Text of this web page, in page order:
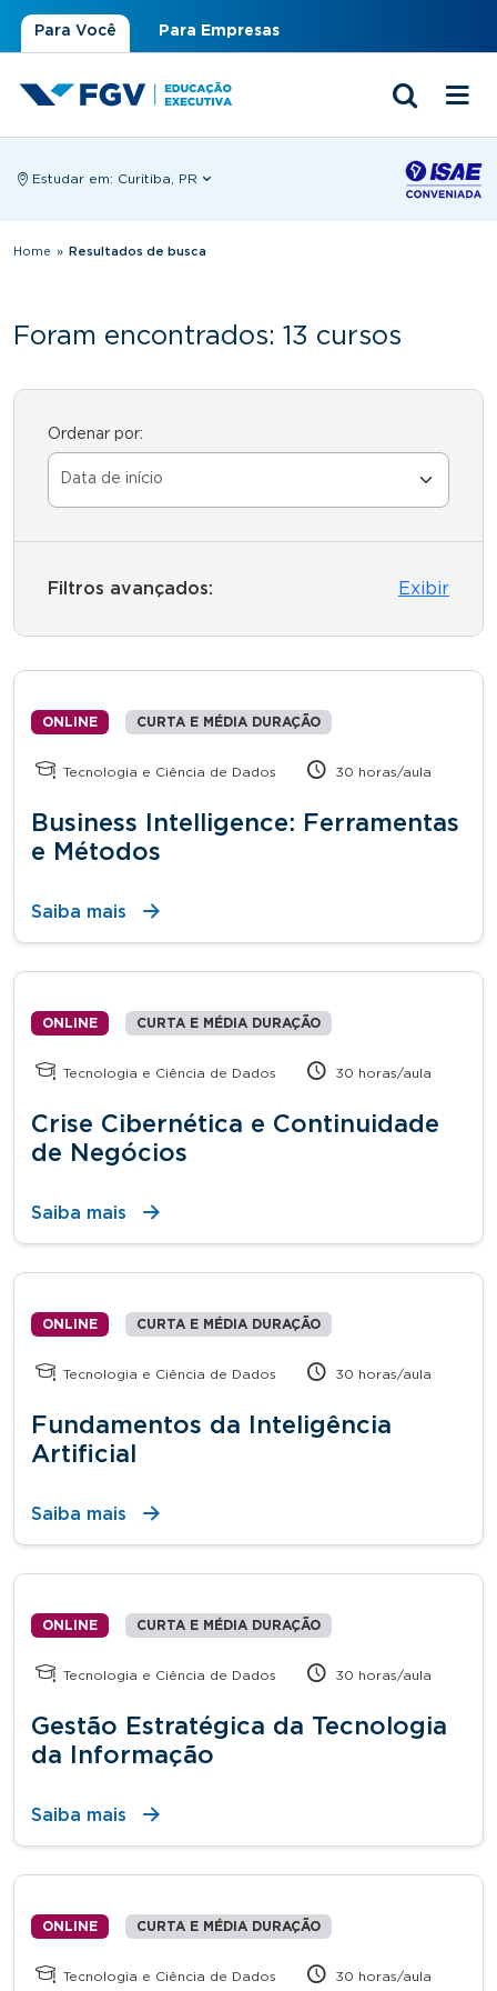
Para Você Para Empresas
Estudar em: Curitiba, PR
Você está aqui
Home » Resultados de busca
Foram encontrados: 13 cursos
Ordenar por:
Filtros avançados: Exibir
ONLINE CURTA E MÉDIA DURAÇÃO
Tecnologia e Ciência de Dados 30 horas/aula
Business Intelligence: Ferramentas
e Métodos
Saiba mais
ONLINE CURTA E MÉDIA DURAÇÃO
Tecnologia e Ciência de Dados 30 horas/aula
Crise Cibernética e Continuidade
de Negócios
Saiba mais
ONLINE CURTA E MÉDIA DURAÇÃO
Tecnologia e Ciência de Dados 30 horas/aula
Fundamentos da Inteligência
Artificial
Saiba mais
ONLINE CURTA E MÉDIA DURAÇÃO
Tecnologia e Ciência de Dados 30 horas/aula
Gestão Estratégica da Tecnologia
da Informação
Saiba mais
ONLINE CURTA E MÉDIA DURAÇÃO
Tecnologia e Ciência de Dados 30 horas/aula